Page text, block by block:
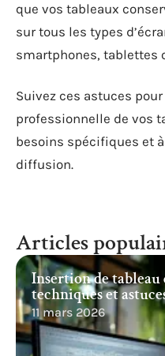
que vos tableaux
sur tous les types
smartphones, tablettes
Suivez ces astuces
professionnelle de vos
besoins spécifiques et
diffusion.
Articles
Insertion de tableau
techniques et
11 mars 2026